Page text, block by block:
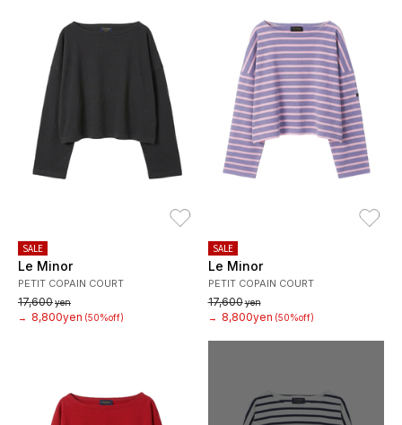
SALE
Le Minor
PETIT COPAIN COURT
17,600yen
→
8,800yen (50%off)
SALE
Le Minor
PETIT COPAIN COURT
17,600yen
→
8,800yen (50%off)